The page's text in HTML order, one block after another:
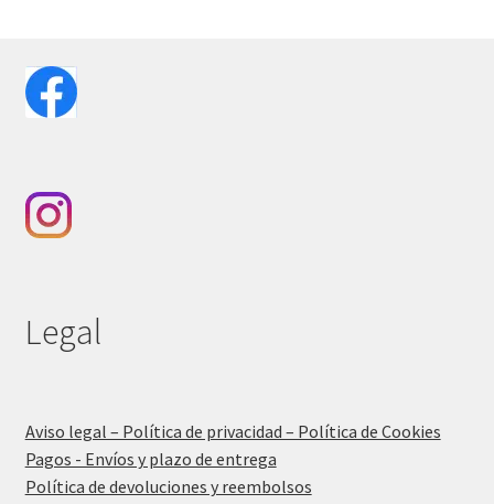
Legal
Aviso legal – Política de privacidad – Política de Cookies
Pagos - Envíos y plazo de entrega
Política de devoluciones y reembolsos